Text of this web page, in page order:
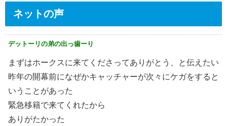
ネットの声
デットーリの弟の出っ歯ーり
まずはホークスに来てくださってありがとう、と伝えたい
昨年の開幕前になぜかキャッチャーが次々にケガをすると
いうことがあった
緊急移籍で来てくれたから
ありがたかった